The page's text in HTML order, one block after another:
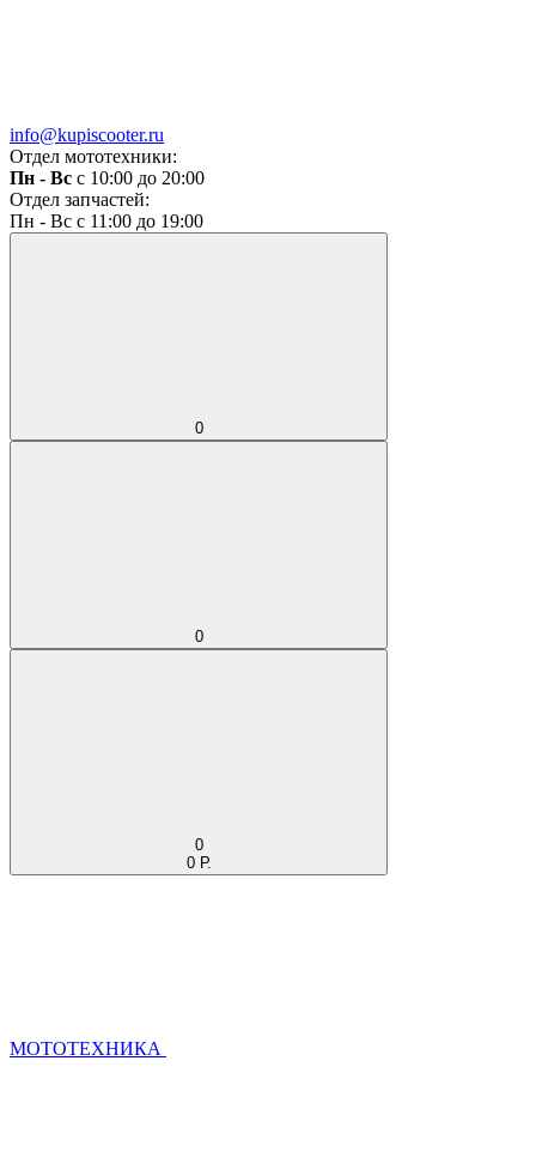
info@kupiscooter.ru
Отдел мототехники:
Пн - Вс с 10:00 до 20:00
Отдел запчастей:
Пн - Вс с 11:00 до 19:00
0
0
0
0 Р.
МОТОТЕХНИКА